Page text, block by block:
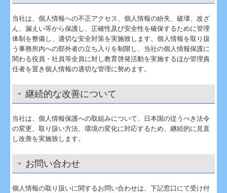
当社は、個人情報への不正アクセス、個人情報の紛失、破壊、改ざ
ん、漏えい等から保護し、正確性及び安全性を確保するために管理
体制を整備し、適切な安全対策を実施致します。個人情報を取り扱
う事務所内への部外者の立ち入りを制限し、当社の個人情報保護に
関わる役員・社員等全員に対し教育啓発活動を実施するほか管理責
任者を置き個人情報の適切な管理に努めます。
継続的な改善について
当社は、個人情報保護への取組みについて、日本国の従うべき法令
の変更、取り扱い方法、環境の変化に対応するため、継続的に見直
し改善を実施致します。
お問い合わせ
個人情報の取り扱いに関するお問い合わせは、下記窓口にて受け付